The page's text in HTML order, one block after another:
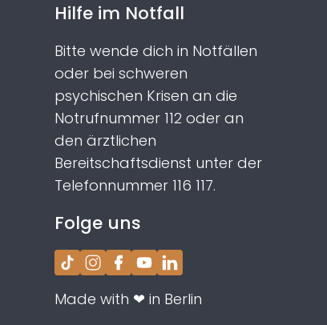
Hilfe im Notfall
Bitte wende dich in Notfällen
oder bei schweren
psychischen Krisen an die
Notrufnummer 112 oder an
den ärztlichen
Bereitschaftsdienst unter der
Telefonnummer 116 117.
Folge uns
TikTokInstagram
Facebook
YouTube
LinkedIn
Made with ❤ in Berlin